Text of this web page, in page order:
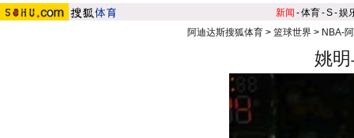
新闻 -体育-S-娱
阿迪达斯搜狐体育 > 篮球世界 > NBA-
姚